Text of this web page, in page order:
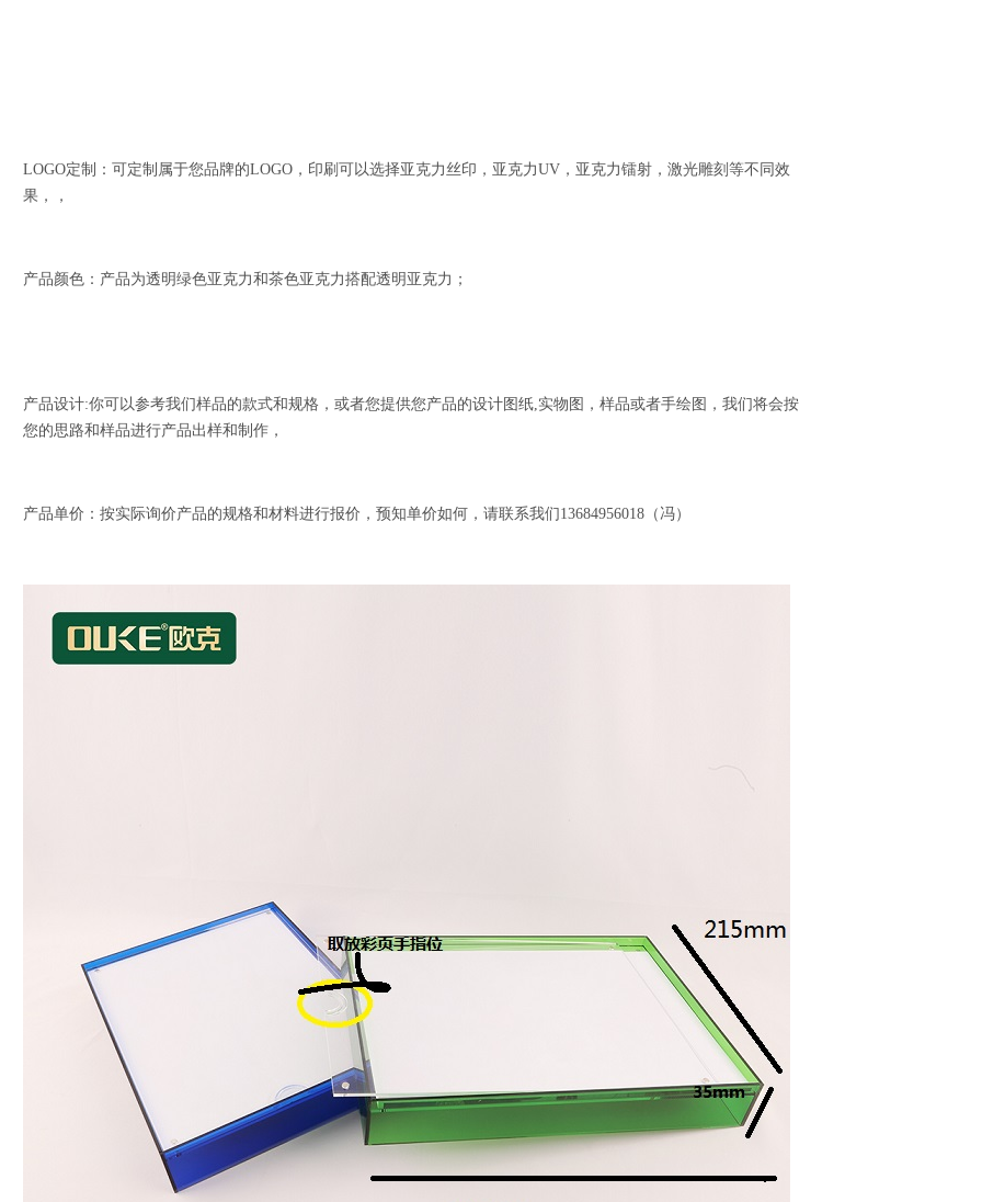
LOGO定制：可定制属于您品牌的LOGO，印刷可以选择亚克力丝印，亚克力UV，亚克力镭射，激光雕刻等不同效
果，，
产品颜色：产品为透明绿色亚克力和茶色亚克力搭配透明亚克力；
产品设计:你可以参考我们样品的款式和规格，或者您提供您产品的设计图纸,实物图，样品或者手绘图，我们将会按
您的思路和样品进行产品出样和制作，
产品单价：按实际询价产品的规格和材料进行报价，预知单价如何，请联系我们13684956018（冯）